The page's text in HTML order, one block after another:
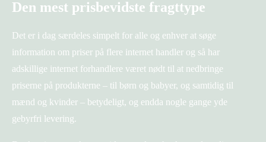
Den mest prisbevidste fragttype
Det er i dag særdeles simpelt for alle og enhver at søge
information om priser på flere internet handler og så har
adskillige internet forhandlere været nødt til at nedbringe
priserne på produkterne – til børn og babyer, og samtidig til
mænd og kvinder – betydeligt, og endda nogle gange yde
gebyrfri levering.